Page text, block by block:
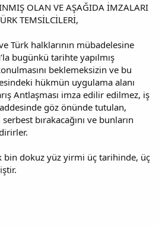
OLAN VE AŞAĞIDA İMZALARI
TEMSİLCİLERİ,
Türk halklarının mübadelesine
bugünkü tarihte yapılmış
beklemeksizin ve bu
hükmün uygulama alanı
Antlaşması imza edilir edilmez, iş
göz önünde tutulan,
bırakacağını ve bunların
bin dokuz yüz yirmi üç tarihinde, üç